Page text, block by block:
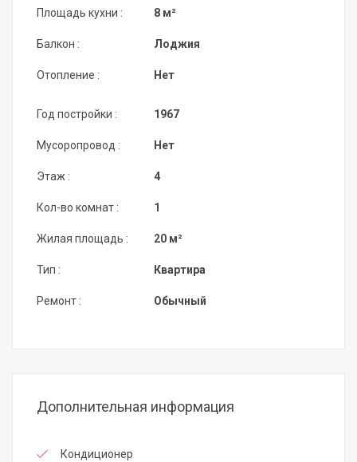
Площадь кухни :
Балкон :
Отопление :
8 м²
Лоджия
Нет
Год постройки :
Мусоропровод :
Этаж :
Кол-во комнат :
Жилая площадь :
Тип :
Ремонт :
1967
Нет
4
1
20 м²
Квартира
Обычный
Дополнительная информация
Кондиционер